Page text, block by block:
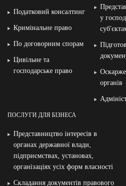
Податковий консалтинг
Кримінальне право
По договорним спорам
Цивільне та
господарське право
у
органів
ПОСЛУГИ ДЛЯ БІЗНЕСА
Представництво інтересів в
органах державної влади,
підприємствах, установах,
організаціях усіх форм власності
Складання документів правового